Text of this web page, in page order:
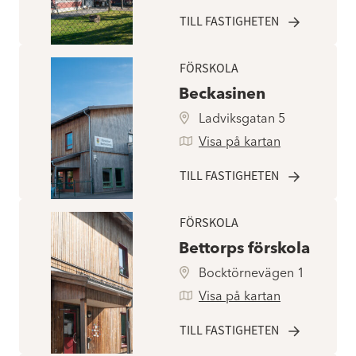
TILL FASTIGHETEN
FÖRSKOLA
Beckasinen
Ladviksgatan 5
Visa på kartan
TILL FASTIGHETEN
FÖRSKOLA
Bettorps förskola
Bocktörnevägen 1
Visa på kartan
TILL FASTIGHETEN